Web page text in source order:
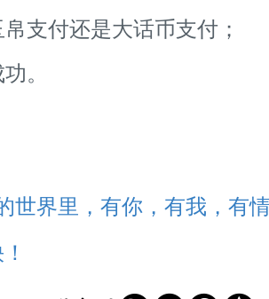
支付还是大话币支付；
功。
界里，有你，有我，有